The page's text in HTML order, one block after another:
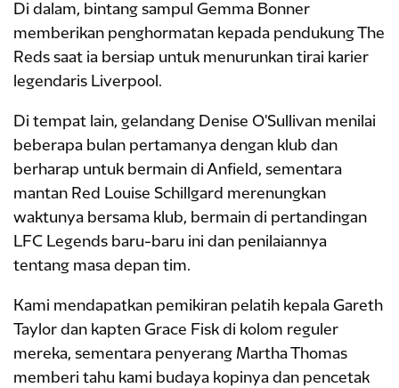
Di dalam, bintang sampul Gemma Bonner
memberikan penghormatan kepada pendukung The
Reds saat ia bersiap untuk menurunkan tirai karier
legendaris Liverpool.
Di tempat lain, gelandang Denise O'Sullivan menilai
beberapa bulan pertamanya dengan klub dan
berharap untuk bermain di Anfield, sementara
mantan Red Louise Schillgard merenungkan
waktunya bersama klub, bermain di pertandingan
LFC Legends baru-baru ini dan penilaiannya
tentang masa depan tim.
Kami mendapatkan pemikiran pelatih kepala Gareth
Taylor dan kapten Grace Fisk di kolom reguler
mereka, sementara penyerang Martha Thomas
memberi tahu kami budaya kopinya dan pencetak